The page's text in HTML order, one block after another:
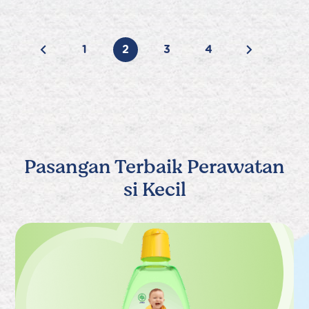
1 2 3 4
Pasangan Terbaik Perawatan
si Kecil